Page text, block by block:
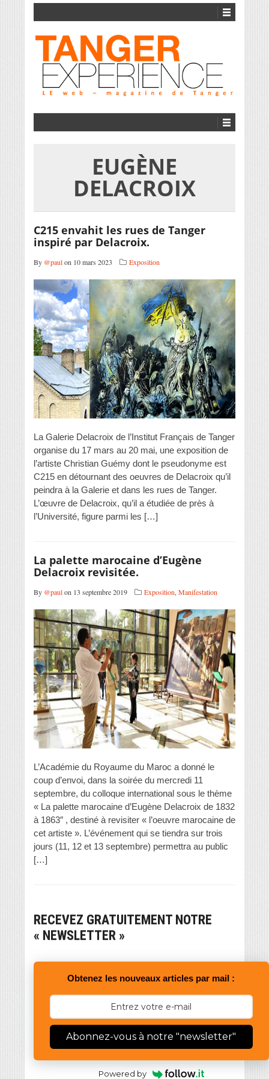
EUGÈNE
DELACROIX
C215 envahit les rues de Tanger
inspiré par Delacroix.
By @paulon 10 mars 2023 Exposition
La Galerie Delacroix de l’Institut Français de Tanger
organise du 17 mars au 20 mai, une exposition de
l’artiste Christian Guémy dont le pseudonyme est
C215 en détournant des oeuvres de Delacroix qu’il
peindra à la Galerie et dans les rues de Tanger.
L’œuvre de Delacroix, qu’il a étudiée de près à
l’Université, figure parmi les […]
La palette marocaine d’Eugène
Delacroix revisitée.
By @paulon 13 septembre 2019 Exposition, Manifestation
L’Académie du Royaume du Maroc a donné le
coup d’envoi, dans la soirée du mercredi 11
septembre, du colloque international sous le thème
« La palette marocaine d’Eugène Delacroix de 1832
à 1863″ , destiné à revisiter « l’oeuvre marocaine de
cet artiste ». L’événement qui se tiendra sur trois
jours (11, 12 et 13 septembre) permettra au public
[…]
RECEVEZ GRATUITEMENT NOTRE
« NEWSLETTER »
Obtenez les nouveaux articles par mail :
Abonnez-vous à notre "newsletter"
Powered by